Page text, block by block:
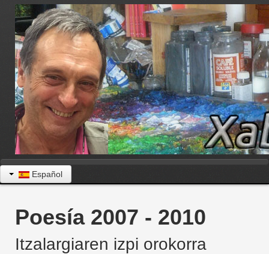
Español
Poesía 2007 - 2010
Itzalargiaren izpi orokorra